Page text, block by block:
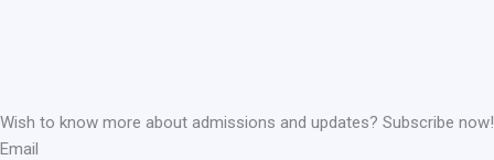
Wish to know more about admissions and updates? Subscribe now!
Email